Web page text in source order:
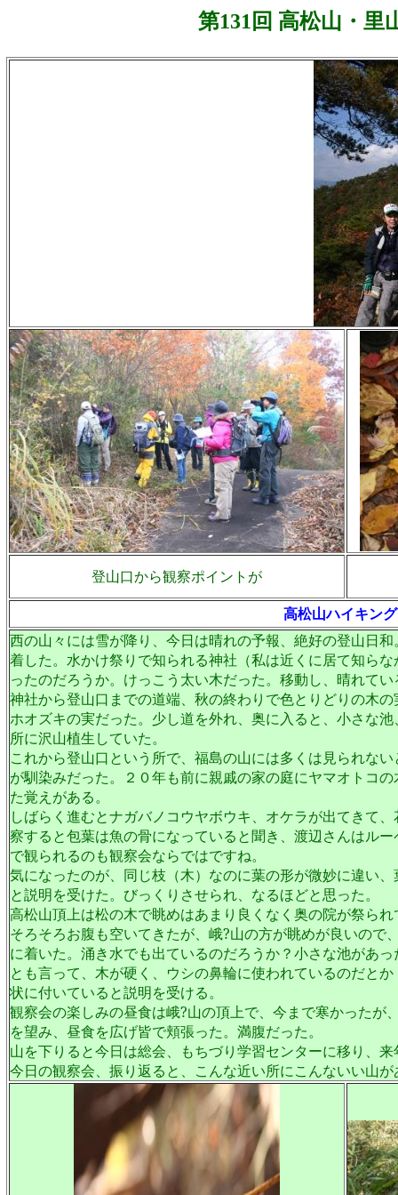
第131 回 高松山・里
登山口から観察ポイントが
高松山ハイキン
西の山々には雪が降り、今日は晴れの予報、絶好の登山日
着した。水かけ祭りで知られる神社（私は近くに居て知ら
ったのだろうか。けっこう太い木だった。移動し、晴れて
神社から登山口までの道端、秋の終わりで色とりどりの木
ホオズキの実だった。少し道を外れ、奥に入ると、小さな
所に沢山植生していた。
これから登山口という所で、福島の山には多くは見られな
が馴染みだった。２０年も前に親戚の家の庭にヤマオトコ
た覚えがある。
しばらく進むとナガバノコウヤボウキ、オケラが出てきて
察すると包葉は魚の骨になっていると聞き、渡辺さんはル
で観られるのも観察会ならではですね。
気になったのが、同じ枝（木）なのに葉の形が微妙に違い
と説明を受けた。びっくりさせられ、なるほどと思った。
高松山頂上は松の木で眺めはあまり良くなく奥の院が祭ら
そろそろお腹も空いてきたが、峨?山の方が眺めが良いの
に着いた。涌き水でも出ているのだろうか？小さな池があ
とも言って、木が硬く、ウシの鼻輪に使われているのだと
状に付いていると説明を受ける。
観察会の楽しみの昼食は峨?山の頂上で、今まで寒かった
を望み、昼食を広げ皆で頬張った。満腹だった。
山を下りると今日は総会、もちづり学習センターに移り、
今日の観察会、振り返ると、こんな近い所にこんないい山